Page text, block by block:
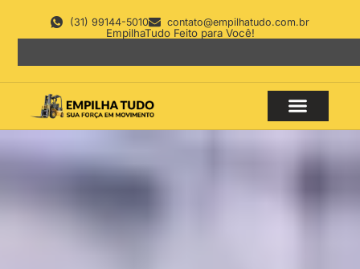
(31) 99144-5010 contato@empilhatudo.com.br
EmpilhaTudo Feito para Você!